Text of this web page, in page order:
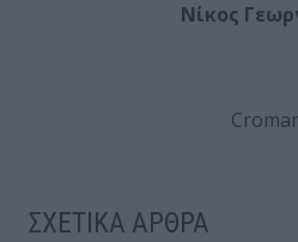
Νίκος
ΣΧΕΤΙΚΑ ΑΡΘΡΑ